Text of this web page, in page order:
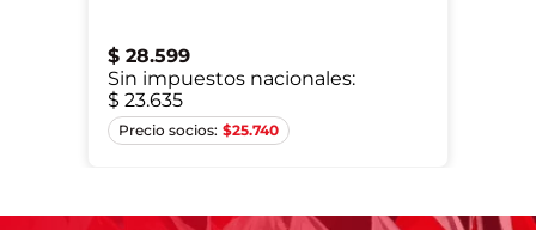
$ 28.599
Sin impuestos nacionales:
$ 23.635
$25.740